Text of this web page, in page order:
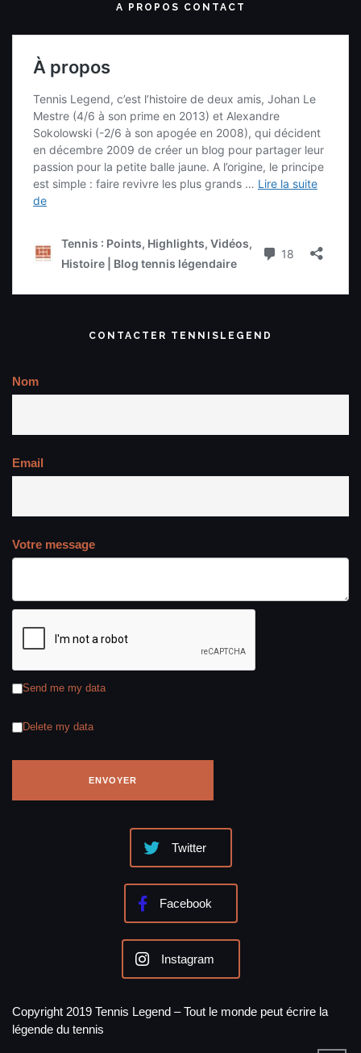
A PROPOS CONTACT
CONTACTER TENNISLEGEND
Nom
Email
Votre message
Send me my data
Delete my data
Twitter
Facebook
Instagram
Copyright 2019 Tennis Legend – Tout le monde peut écrire la
légende du tennis